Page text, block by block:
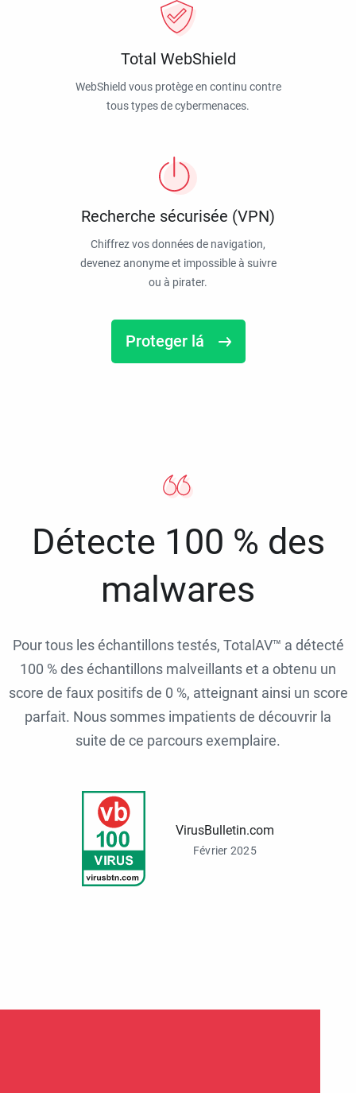
Total WebShield
WebShield vous protège en continu contre
tous types de cybermenaces.
Recherche sécurisée (VPN)
Chiffrez vos données de navigation,
devenez anonyme et impossible à suivre
ou à pirater.
Proteger lá
Détecte 100 % des
malwares
Pour tous les échantillons testés, TotalAV™ a détecté
100 % des échantillons malveillants et a obtenu un
score de faux positifs de 0 %, atteignant ainsi un score
parfait. Nous sommes impatients de découvrir la
suite de ce parcours exemplaire.
VirusBulletin.com
Février 2025